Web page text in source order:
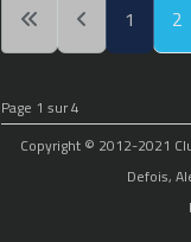
1 2
Page 1 sur 4
Copyright © 2012-2021
Defois,